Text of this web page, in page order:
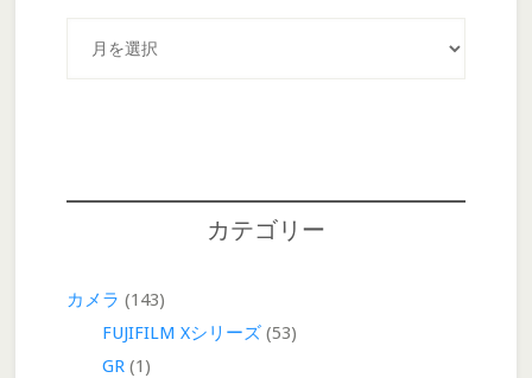
カテゴリー
カメラ (143)
FUJIFILM Xシリーズ(53)
GR(1)